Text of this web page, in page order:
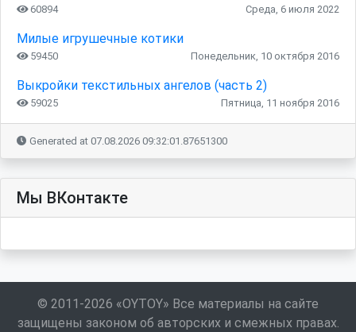
60894 Среда, 6 июля 2022
Милые игрушечные котики
59450 Понедельник, 10 октября 2016
Выкройки текстильных ангелов (часть 2)
59025 Пятница, 11 ноября 2016
Generated at 07.08.2026 09:32:01.87651300
Мы ВКонтакте
© 2011-2026 «OYTOY» Все материалы на сайте
защищены законом об авторских и смежных правах.